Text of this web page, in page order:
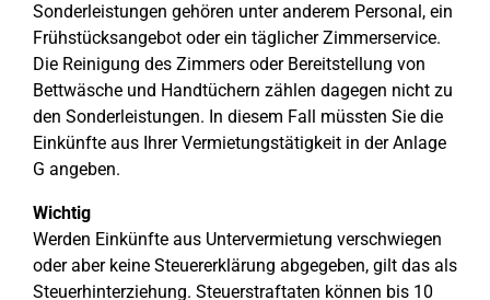
Sonderleistungen gehören unter anderem Personal, ein
Frühstücksangebot oder ein täglicher Zimmerservice.
Die Reinigung des Zimmers oder Bereitstellung von
Bettwäsche und Handtüchern zählen dagegen nicht zu
den Sonderleistungen. In diesem Fall müssten Sie die
Einkünfte aus Ihrer Vermietungstätigkeit in der Anlage
G angeben.
Wichtig
Werden Einkünfte aus Untervermietung verschwiegen
oder aber keine Steuererklärung abgegeben, gilt das als
Steuerhinterziehung. Steuerstraftaten können bis 10